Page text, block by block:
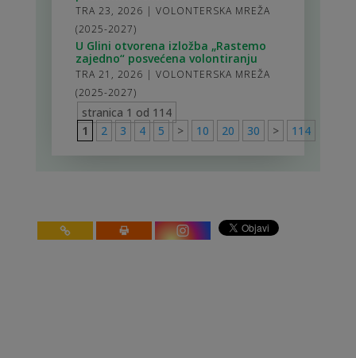
TRA 23, 2026 | VOLONTERSKA MREŽA
(2025-2027)
U Glini otvorena izložba „Rastemo
zajedno“ posvećena volontiranju
TRA 21, 2026 | VOLONTERSKA MREŽA
(2025-2027)
stranica 1 od 114
1
2 3 4 5 > 10 20 30 > 114